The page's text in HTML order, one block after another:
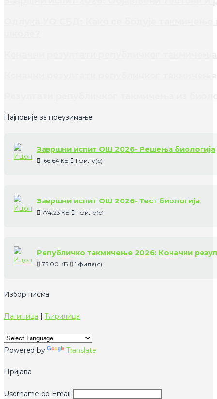
Најновије за преузимање
Завршни испит ОШ 2026- Решења биологија
166.64 КБ 1 филе(с)
Завршни испит ОШ 2026- Тест биологија
774.23 КБ 1 филе(с)
Републичко такмичење 2026: Коначни
76.00 КБ 1 филе(с)
Избор писма
Латиница Ћирилица
Powered by Translate
Пријава
Username ор Email